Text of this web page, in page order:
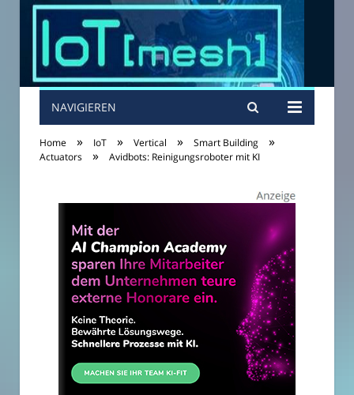
NAVIGIEREN
Home » IoT » Vertical » Smart Building »
Actuators » Avidbots: Reinigungsroboter mit KI